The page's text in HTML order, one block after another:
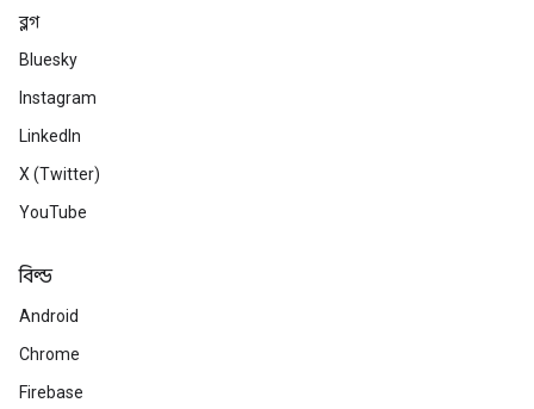
ব্লগ
Bluesky
Instagram
LinkedIn
X (Twitter)
YouTube
বিল্ড
Android
Chrome
Firebase